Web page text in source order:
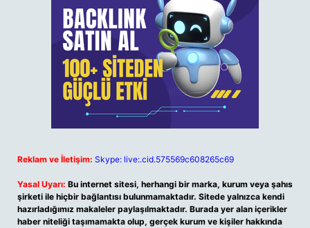
Reklam ve İletişim: Skype: live:.cid.575569c608265c69
Yasal Uyarı: Bu internet sitesi, herhangi bir marka, kurum veya şahıs
şirketi ile hiçbir bağlantısı bulunmamaktadır. Sitede yalnızca kendi
hazırladığımız makaleler paylaşılmaktadır. Burada yer alan içerikler
haber niteliği taşımamakta olup, gerçek kurum ve kişiler hakkında